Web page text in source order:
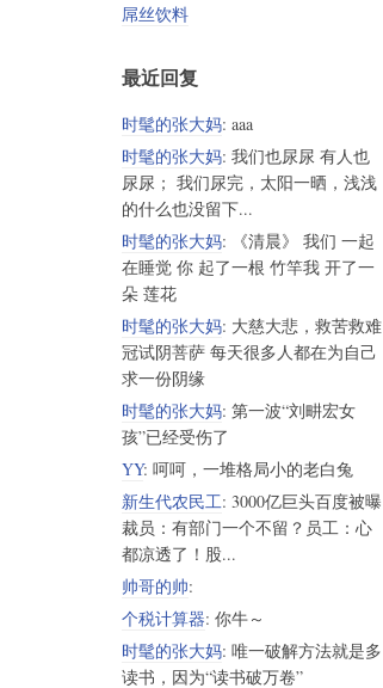
屌丝饮料
最近回复
时髦的张大妈: aaa
时髦的张大妈: 我们也尿尿 有人也
尿尿； 我们尿完，太阳一晒，浅浅
的什么也没留下...
时髦的张大妈: 《清晨》 我们 一起
在睡觉 你 起了一根 竹竿我 开了一
朵 莲花
时髦的张大妈: 大慈大悲，救苦救难
冠试阴菩萨 每天很多人都在为自己
求一份阴缘
时髦的张大妈: 第一波“刘畊宏女
孩”已经受伤了
YY: 呵呵，一堆格局小的老白兔
新生代农民工: 3000亿巨头百度被曝
裁员：有部门一个不留？员工：心
都凉透了！股...
帅哥的帅:
个税计算器: 你牛～
时髦的张大妈: 唯一破解方法就是多
读书，因为“读书破万卷”